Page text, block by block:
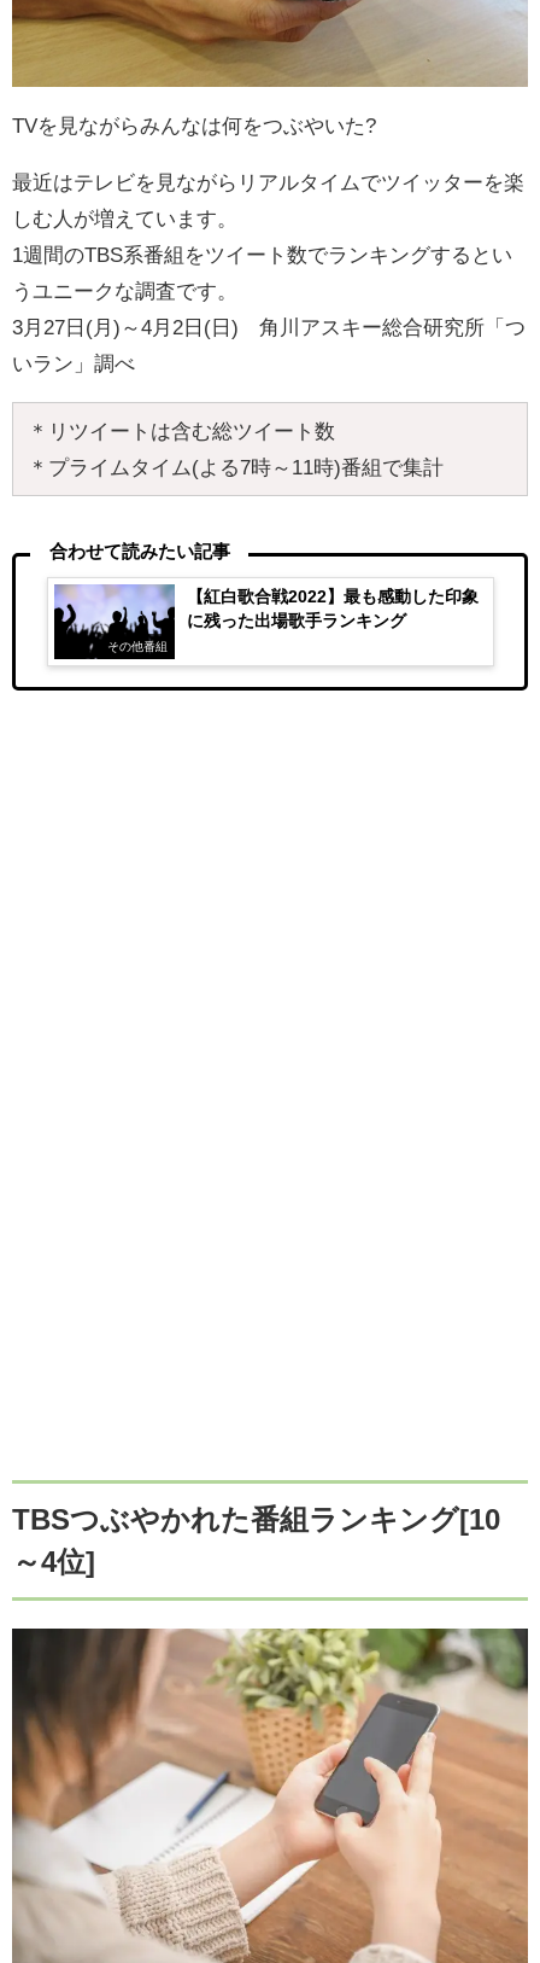
TVを見ながらみんなは何をつぶやいた?
最近はテレビを見ながらリアルタイムでツイッターを楽
しむ人が増えています。
1週間のTBS系番組をツイート数でランキングするとい
うユニークな調査です。
3月27日(月)～4月2日(日) 角川アスキー総合研究所「つ
いラン」調べ
＊リツイートは含む総ツイート数
＊プライムタイム(よる7時～11時)番組で集計
合わせて読みたい記事
その他番組
【紅白歌合戦2022】最も感動した印象
に残った出場歌手ランキング
TBSつぶやかれた番組ランキング[10
～4位]